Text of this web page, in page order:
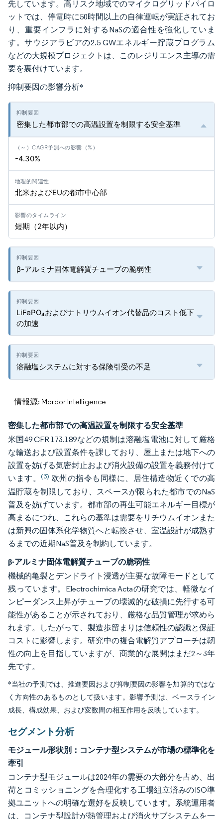
先しています。高リスク地域でのマイクログリッドパイロ
ットでは、停電時に50時間以上の自律運転が実証されてお
り、重要インフラに対するNaSの適合性を強化していま
す。サウジアラビアの2.5 GWエネルギー貯蔵プログラム
などの大規模プロジェクトは、このレジリエンス主導の需
要を裏付けています。
抑制要因の影響分析*
密集した都市部での高温設置を制限する安全基準
-4.30%
北米およびEUの都市中心部
短期（2年以内）
β-アルミナ固体電解質チューブの脆弱性
LiFePO₄およびナトリウムイオン代替品のコスト低下
の加速
溶融塩システムに対する保険引受の不足
情報源: Mordor Intelligence
密集した都市部での高温設置を制限する安全基準
米国49 CFR 173.189などの規制は溶融塩電池に対して厳格
な輸送および設置条件を課しており、屋上または地下への
設置を妨げる気密封止および消火設備の設置を義務付けて
います。
(3) 欧州の指令も同様に、居住構造物近くでの高
温貯蔵を制限しており、スペースが限られた都市でのNaS
普及を妨げています。都市部の再生可能エネルギー目標が
高まるにつれ、これらの基準は需要をリチウムイオンまた
は新興の固体系化学物質へと転換させ、室温設計が成熟す
るまでの近期NaS普及を制約しています。
β-アルミナ固体電解質チューブの脆弱性
機械的亀裂とデンドライト浸透が主要な故障モードとして
残っています。Electrochimica Actaの研究では、軽微なイ
ンピーダンス上昇がチューブの壊滅的な破損に先行する可
能性があることが示されており、厳格な品質管理が求めら
れます。したがって、製造歩留まりは信頼性の認識と保証
コストに影響します。研究中の複合電解質アプローチは靭
性の向上を目指していますが、商業的な展開はまだ2～3年
先です。
*当社の予測では、推進要因および抑制要因の影響を加算的ではな
く方向性のあるものとして扱います。影響予測は、ベースライン
成長、構成効果、および変数間の相互作用を反映しています。
セグメント分析
モジュール形状別：コンテナ型システムが市場の標準化を
牽引
コンテナ型モジュールは2024年の需要の大部分を占め、出
荷とコミッショニングを合理化する工場組立済みのISO準
拠ユニットへの明確な選好を反映しています。系統運用者
は、コンテナ型設計が熱管理および消火サブシステムを一